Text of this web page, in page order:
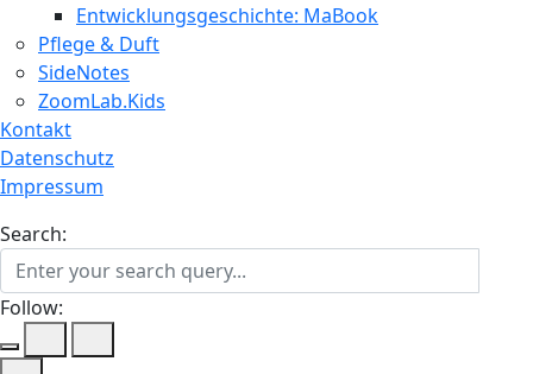
Entwicklungsgeschichte: MaBook
Pflege & Duft
SideNotes
ZoomLab.Kids
Kontakt
Datenschutz
Impressum
Search:
Follow: